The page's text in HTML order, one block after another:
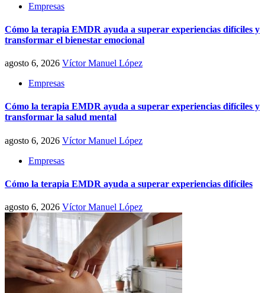
Empresas
Cómo la terapia EMDR ayuda a superar experiencias difíciles y
transformar el bienestar emocional
agosto 6, 2026 Víctor Manuel López
Empresas
Cómo la terapia EMDR ayuda a superar experiencias difíciles y
transformar la salud mental
agosto 6, 2026 Víctor Manuel López
Empresas
Cómo la terapia EMDR ayuda a superar experiencias difíciles
agosto 6, 2026 Víctor Manuel López